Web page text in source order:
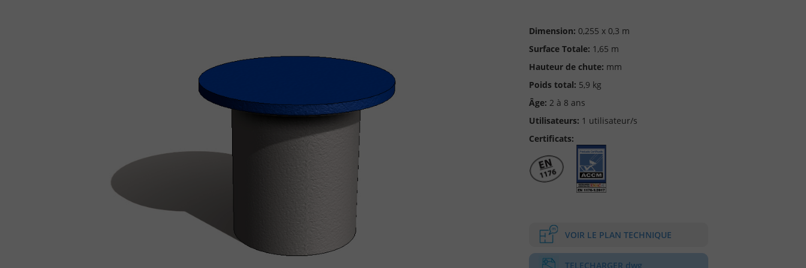
Dimension: 0,255 x 0,3 m
Surface Totale: 1,65 m
Hauteur de chute: mm
Poids total: 5,9 kg
Âge: 2 à 8 ans
Utilisateurs: 1 utilisateur/s
Certificats:
VOIR LE PLAN TECHNIQUE
TELECHARGER dwg